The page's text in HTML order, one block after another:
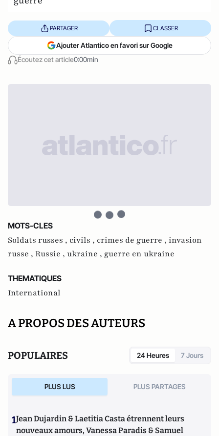
Écoutez cet article0:00min
PARTAGER CLASSER
Ajouter Atlantico en favori sur Google
MOTS-CLES
Soldats russes , civils , crimes de guerre , invasion
russe , Russie , ukraine , guerre en ukraine
THEMATIQUES
International
A PROPOS DES AUTEURS
POPULAIRES 24 Heures 7 Jours
PLUS LUS PLUS PARTAGES
1Jean Dujardin & Laetitia Casta étrennent leurs
nouveaux amours, Vanessa Paradis & Samuel